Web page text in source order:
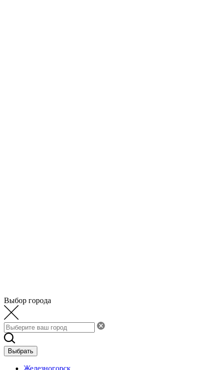
Выбор города
Выбрать
Железногорск